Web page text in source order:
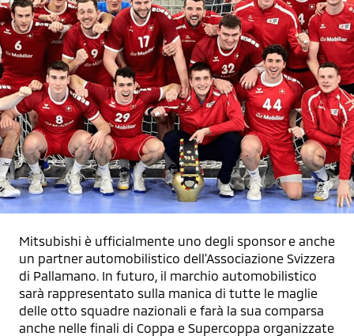
Mitsubishi è ufficialmente uno degli sponsor e anche
un partner automobilistico dell'Associazione Svizzera
di Pallamano. In futuro, il marchio automobilistico
sarà rappresentato sulla manica di tutte le maglie
delle otto squadre nazionali e farà la sua comparsa
anche nelle finali di Coppa e Supercoppa organizzate